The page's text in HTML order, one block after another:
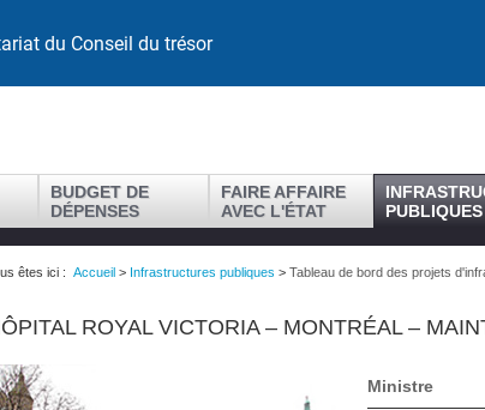
du Conseil du trésor
BUDGET DE
DÉPENSES
FAIRE AFFAIRE
AVEC L'ÉTAT
PUBLIQUES
êtes ici : Accueil > Infrastructures publiques > Tableau de bord des projets
ROYAL VICTORIA – MONTRÉAL –
Ministre